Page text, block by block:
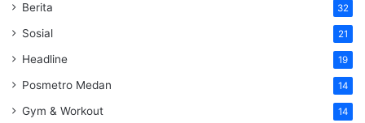
Berita 32
Sosial 21
Headline 19
Posmetro Medan 14
Gym & Workout 14